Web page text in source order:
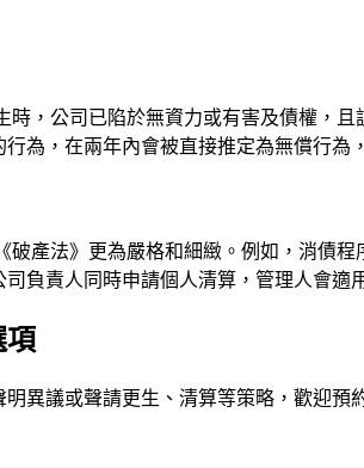
，公司已陷於無資力或有害及債權，
為，在兩年內會被直接推定為無償行為
產法》更為嚴格和細緻。例如，消債
負責人同時申請個人清算，管理人會適
項
異議或聲請更生、清算等策略，歡迎預